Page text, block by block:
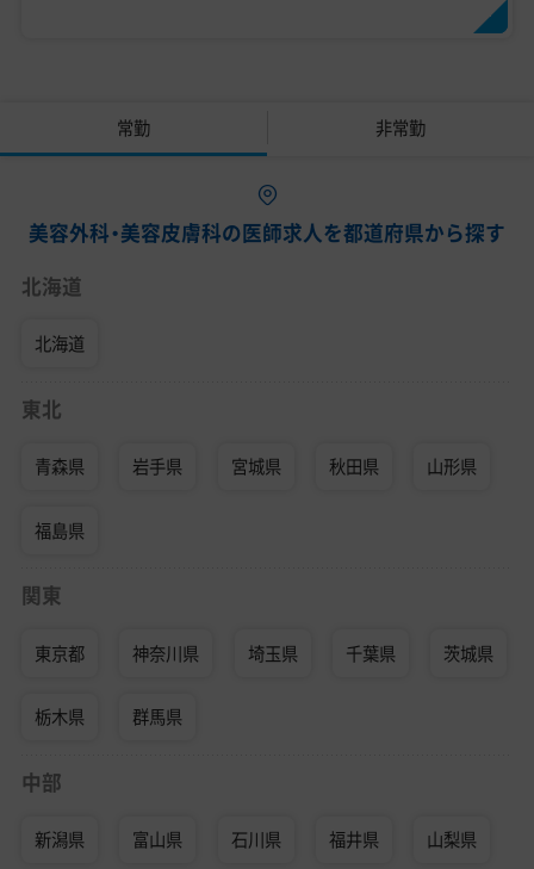
常勤 非常勤
美容外科・美容皮膚科の医師求人を都道府県から探す
北海道
北海道
東北
青森県 岩手県 宮城県 秋田県 山形県
福島県
関東
東京都 神奈川県 埼玉県 千葉県 茨城県
栃木県 群馬県
中部
新潟県 富山県 石川県 福井県 山梨県